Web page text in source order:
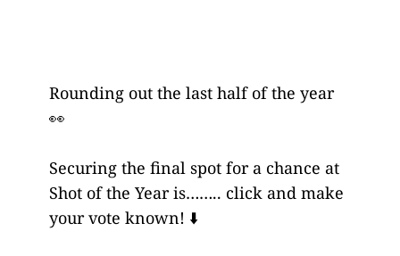
Rounding out the last half of the year
👀
Securing the final spot for a chance at
Shot of the Year is…….. click and make
your vote known! ⬇️